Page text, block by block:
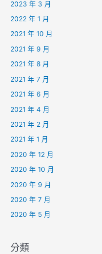
2023 年 3 月
2022 年 1 月
2021 年 10 月
2021 年 9 月
2021 年 8 月
2021 年 7 月
2021 年 6 月
2021 年 4 月
2021 年 2 月
2021 年 1 月
2020 年 12 月
2020 年 10 月
2020 年 9 月
2020 年 7 月
2020 年 5 月
分類